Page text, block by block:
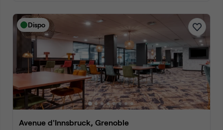
Dispo
Avenue d'Innsbruck, Grenoble